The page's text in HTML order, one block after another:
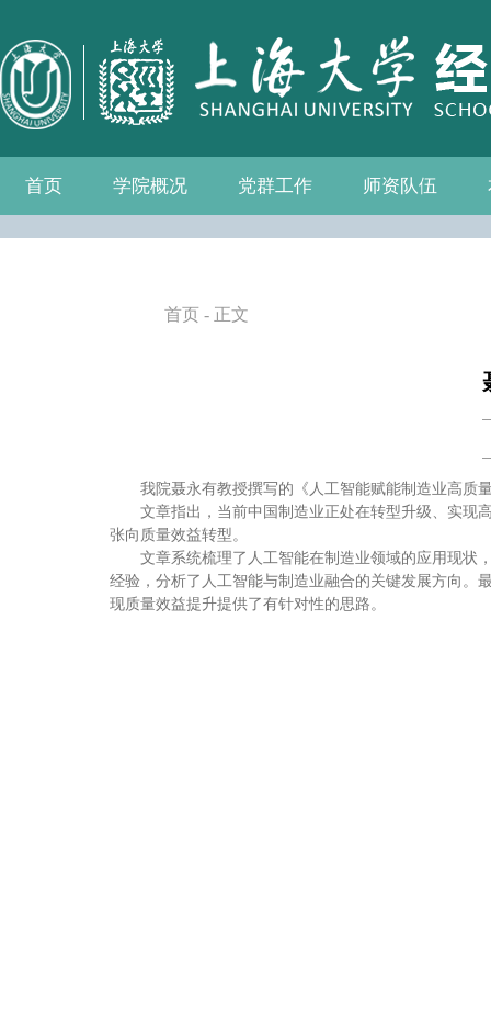
首页 学院概况
学院介绍 学院简介
发展历程
历任院长
现任领导
组织机构
学院愿景
党群工作
党务公开
党的建设
群众团体 工会
青联会
妇委会
退管会
学院制度
师资队伍
教师名录
人事专栏
招聘信息
博士后流动站
首页 - 正文
我院聂永有教授撰写的《人工智能赋能制造业高质
文章指出，当前中国制造业正处在转型升级、实现
张向质量效益转型。
文章系统梳理了人工智能在制造业领域的应用现状
经验，分析了人工智能与制造业融合的关键发展方向。
现质量效益提升提供了有针对性的思路。